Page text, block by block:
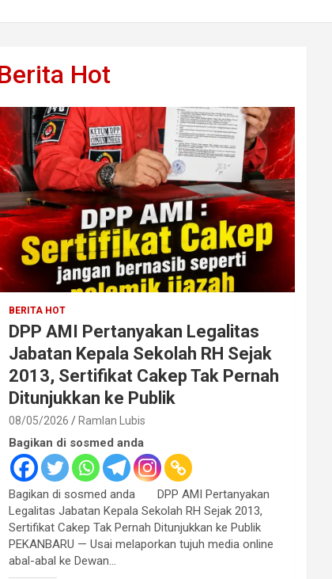
Hot
BERITA HOT
DPP AMI Pertanyakan Legalitas
Jabatan Kepala Sekolah RH Sejak
2013, Sertifikat Cakep Tak Pernah
Ditunjukkan ke Publik
08/05/2026 Ramlan Lubis
Bagikan di sosmed anda
Bagikan di sosmed anda DPP AMI Pertanyakan
Legalitas Jabatan Kepala Sekolah RH Sejak 2013,
Sertifikat Cakep Tak Pernah Ditunjukkan ke Publik
PEKANBARU — Usai melaporkan tujuh media online
abal-abal ke Dewan…